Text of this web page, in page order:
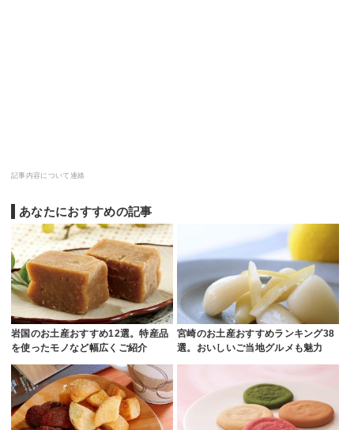
記事内容について連絡
あなたにおすすめの記事
岩国のお土産おすすめ12選。特産品
を使ったモノなど幅広くご紹介
宮崎のお土産おすすめランキング38
選。おいしいご当地グルメも魅力